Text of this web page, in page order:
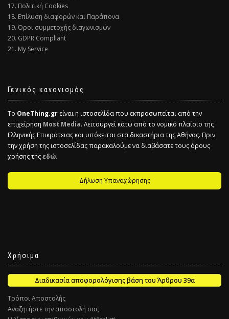
17. Πολιτική Cookies
18. Επίλυση διαφορών και Παράπονα
19. Όροι συμμετοχής διαγωνισμών
20. GDPR Compliant
21. My Service
Γενικός κανονισμός
Το OneThing.gr είναι η ιστοσελίδα που εκπροσωπείται από την
επιχείρηση Most Media. Λειτουργεί κάτω από το νομικό πλαίσιο της
Ελληνικής Επικράτειας και υπόκειται στα δικαστήρια της Αθήνας. Πριν
την χρήση της ιστοσελίδας παρακαλούμε να διαβάσατε τους όρους
χρήσης τηςεδώ.
Δήλωση Υπαναχώρησης
Χρήσιμα
Διαδικασία αποφορολόγισης βάση του Άρθρου 39α
Τρόποι Αποστολής
Αναζητήστε την αποστολή σας